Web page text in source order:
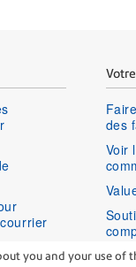
you and your use of
renvois
des
Voir